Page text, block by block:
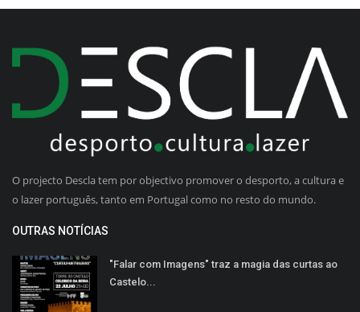
O projecto Descla tem por objectivo promover o desporto, a cultura e
o lazer português, tanto em Portugal como no resto do mundo.
OUTRAS NOTÍCIAS
"Falar com Imagens" traz a magia das curtas ao
Castelo...